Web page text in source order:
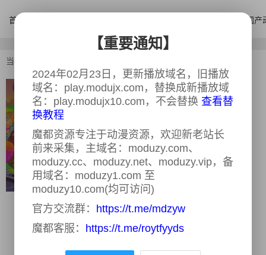
首页 国产
当前位置：
外星也难民第五季
全11集
Opposites Season 5
导演：内详
丹·史蒂文斯,托马斯·米德蒂奇,肖恩·
吉布朗尼,玛丽·麦克,弗雷德·迈拉麦德
类型：
喜剧,科幻,动画,冒险
年份：2024
地区：美国
更新时间：
2024-08-12
【重要通知】
2024年02月23日，更新播放域名，旧播放
域名：play.modujx.com，替换成新播放域
名：play.modujx10.com，不会替换 查看替
换教程
魔都资源专注于动漫资源，欢迎新老站长
前来采集，主域名：moduzy.com、
moduzy.cc、moduzy.net、moduzy.vip，备
用域名：moduzy1.com 至
moduzy10.com(均可访问)
官方交流群： https://t.me/mdzyw
魔都客服： https://t.me/roytfyyds